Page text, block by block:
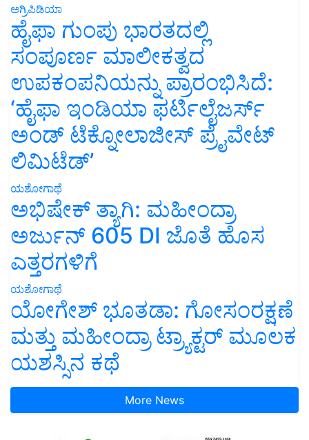
ಅಗ್ರಿಪಿಡಿಯಾ
ಹೈಫಾ ಗುಂಪು ಭಾರತದಲ್ಲಿ
ಸಂಪೂರ್ಣ ಮಾಲೀಕತ್ವದ
ಉಪಕಂಪನಿಯನ್ನು ಪ್ರಾರಂಭಿಸಿದೆ:
‘ಹೈಫಾ ಇಂಡಿಯಾ ಫರ್ಟಿಲೈಜರ್ಸ್
ಅಂಡ್ ಟೆಕ್ನೋಲಾಜೀಸ್ ಪ್ರೈವೇಟ್
ಲಿಮಿಟೆಡ್’
ಯಶೋಗಾಥೆ
ಅಭಿಷೇಕ್ ತ್ಯಾಗಿ: ಮಹೀಂದ್ರಾ
ಅರ್ಜುನ್ 605 DI ಜೊತೆ ಹೊಸ
ಎತ್ತರಗಳಿಗೆ
ಯಶೋಗಾಥೆ
ಯೋಗೇಶ್ ಭೂತಡಾ: ಗೋಸಂರಕ್ಷಣೆ
ಮತ್ತು ಮಹೀಂದ್ರಾ ಟ್ರ್ಯಾಕ್ಟರ್ ಮೂಲಕ
ಯಶಸ್ಸಿನ ಕಥೆ
More News